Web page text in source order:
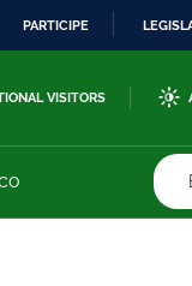
PARTICIPE
VISITORS